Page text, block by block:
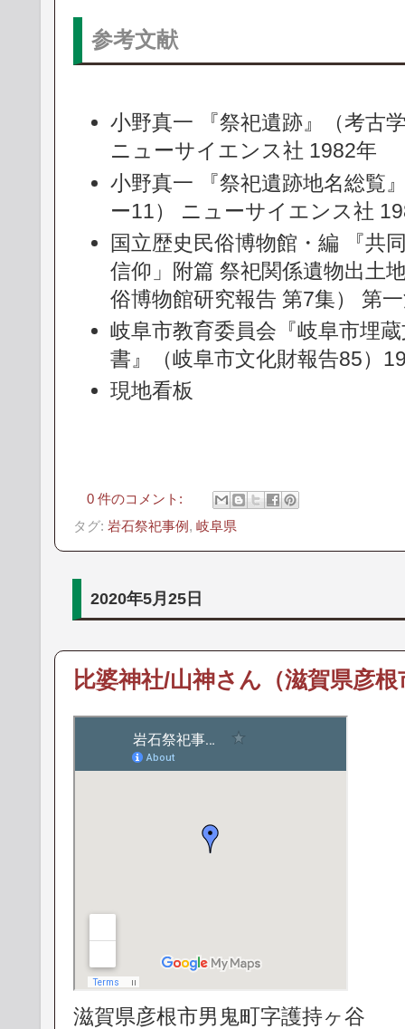
参考文献
小野真一 『祭祀遺跡』（考古
ニューサイエンス社 1982年
小野真一 『祭祀遺跡地名総覧
ー11） ニューサイエンス社
国立歴史民俗博物館・編 『共
信仰」附篇 祭祀関係遺物出土
俗博物館研究報告 第7集） 第
岐阜市教育委員会『岐阜市埋
書』（岐阜市文化財報告85）
現地看板
0 件のコメント:
タグ: 岩石祭祀事例, 岐阜県
2020年5月25日
比婆神社/山神さん（滋賀県彦根
滋賀県彦根市男鬼町字護持ヶ谷